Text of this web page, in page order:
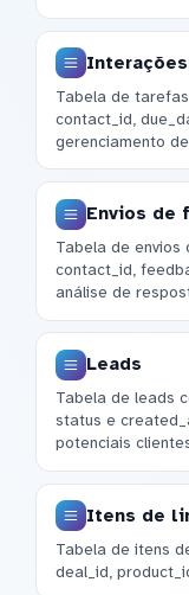
Tabela de
contact_id,
gerenciamento
Envios de
Tabela de envios
contact_id,
análise de
Leads
Tabela de leads
status e
potenciais
Itens de
Tabela de itens
deal_id,